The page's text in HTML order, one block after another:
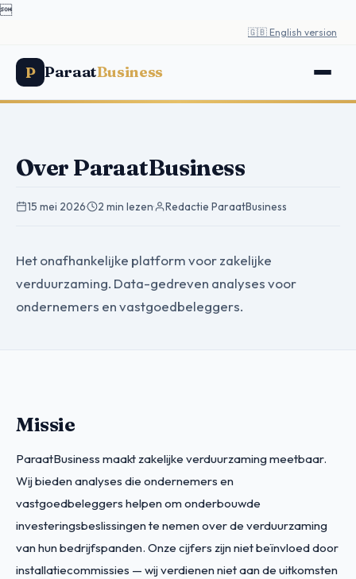

🇬🇧 English version
P ParaatBusiness
Over ParaatBusiness
15 mei 2026· 2 min lezen· Redactie ParaatBusiness
Het onafhankelijke platform voor zakelijke
verduurzaming. Data-gedreven analyses voor
ondernemers en vastgoedbeleggers.
Missie
ParaatBusiness maakt zakelijke verduurzaming meetbaar.
Wij bieden analyses die ondernemers en
vastgoedbeleggers helpen om onderbouwde
investeringsbeslissingen te nemen over de verduurzaming
van hun bedrijfspanden. Onze cijfers zijn niet beïnvloed door
installatiecommissies — wij verdienen niet aan de uitkomsten